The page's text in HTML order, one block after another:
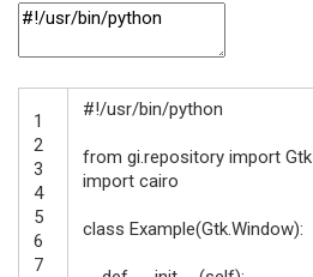
1
2
3
4
5
6
7
#!/usr/bin/python
from gi.repository import Gtk
import cairo
class Example(Gtk.Window):